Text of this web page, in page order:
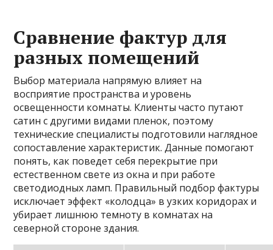
Сравнение фактур для
разных помещений
Выбор материала напрямую влияет на
восприятие пространства и уровень
освещенности комнаты. Клиенты часто путают
сатин с другими видами пленок, поэтому
технические специалисты подготовили наглядное
сопоставление характеристик. Данные помогают
понять, как поведет себя перекрытие при
естественном свете из окна и при работе
светодиодных ламп. Правильный подбор фактуры
исключает эффект «колодца» в узких коридорах и
убирает лишнюю темноту в комнатах на
северной стороне здания.